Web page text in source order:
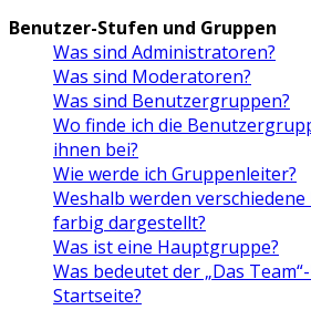
Benutzer-Stufen und Gruppen
Was sind Administratoren?
Was sind Moderatoren?
Was sind Benutzergruppen?
Wo finde ich die
ihnen bei?
Wie werde ich Gruppenleiter?
Weshalb werden
farbig dargestellt?
Was ist eine Hauptgruppe?
Was bedeutet der „Das
Startseite?